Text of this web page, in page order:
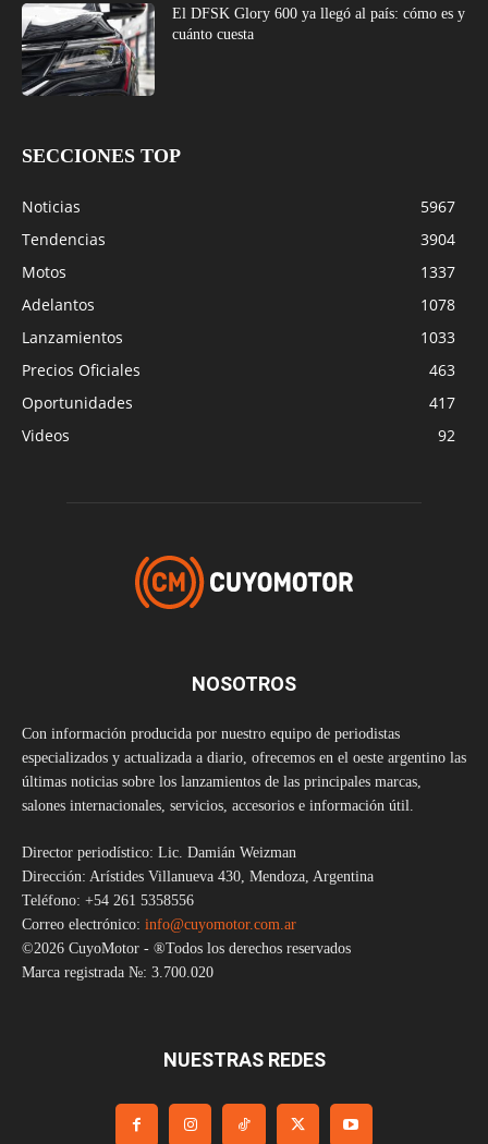
El DFSK Glory 600 ya llegó al país: cómo es y
cuánto cuesta
SECCIONES TOP
Noticias
5967
Tendencias
3904
Motos
1337
Adelantos
1078
Lanzamientos
1033
Precios Oficiales
463
Oportunidades
417
Videos
92
NOSOTROS
Con información producida por nuestro equipo de periodistas
especializados y actualizada a diario, ofrecemos en el oeste argentino las
últimas noticias sobre los lanzamientos de las principales marcas,
salones internacionales, servicios, accesorios e información útil.
Director periodístico: Lic. Damián Weizman
Dirección: Arístides Villanueva 430, Mendoza, Argentina
Teléfono: +54 261 5358556
Correo electrónico: info@cuyomotor.com.ar
©2026 CuyoMotor - ®Todos los derechos reservados
Marca registrada №: 3.700.020
NUESTRAS REDES